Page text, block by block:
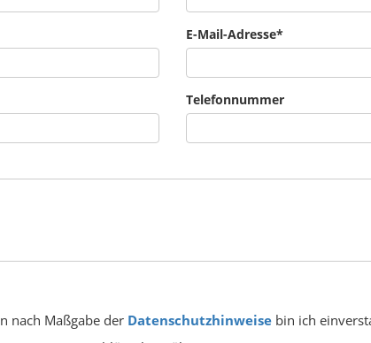
E-Mail-Adresse*
Telefonnummer
nach Maßgabe der Datenschutzhinweise bin ich